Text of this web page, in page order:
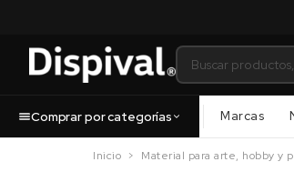
Comprar por categorías Marcas
Inicio Material para arte, hobby y